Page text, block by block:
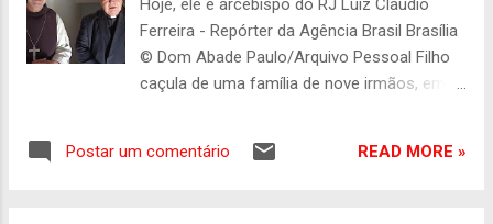
Hoje, ele é arcebispo do RJ Luiz Claudio
Ferreira - Repórter da Agência Brasil Brasília
© Dom Abade Paulo/Arquivo Pessoal Filho
caçula de uma família de nove irmãos, em
religiosa. Afinal, a família, muito humilde,
Postar um comentário READ MORE »